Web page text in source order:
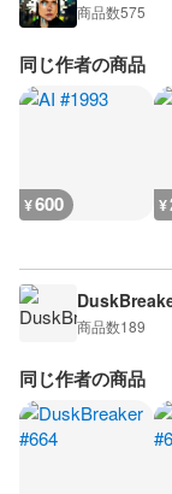
商品数575
同じ作者の商品
¥600 ¥
商品数189
同じ作者の商品